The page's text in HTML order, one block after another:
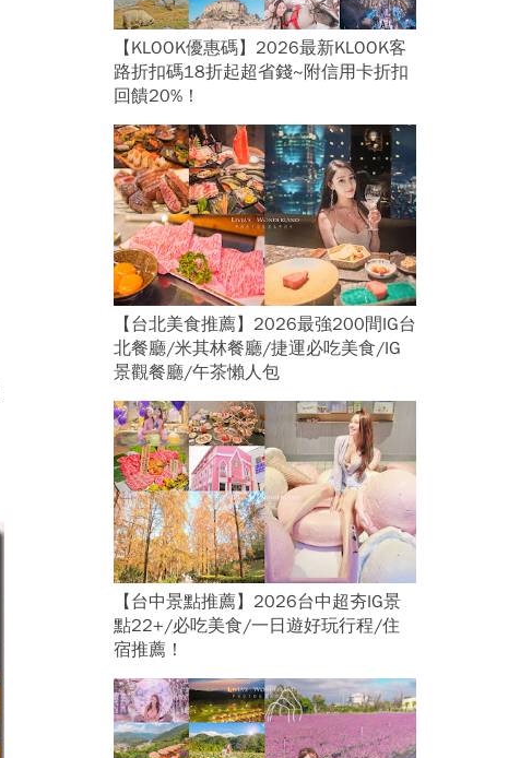
【KLOOK優惠碼】2026最新KLOOK客
路折扣碼18折起超省錢~附信用卡折扣
回饋20%！
【台北美食推薦】2026最強200間IG台
北餐廳/米其林餐廳/捷運必吃美食/IG
景觀餐廳/午茶懶人包
【台中景點推薦】2026台中超夯IG景
點22+/必吃美食/一日遊好玩行程/住
宿推薦！